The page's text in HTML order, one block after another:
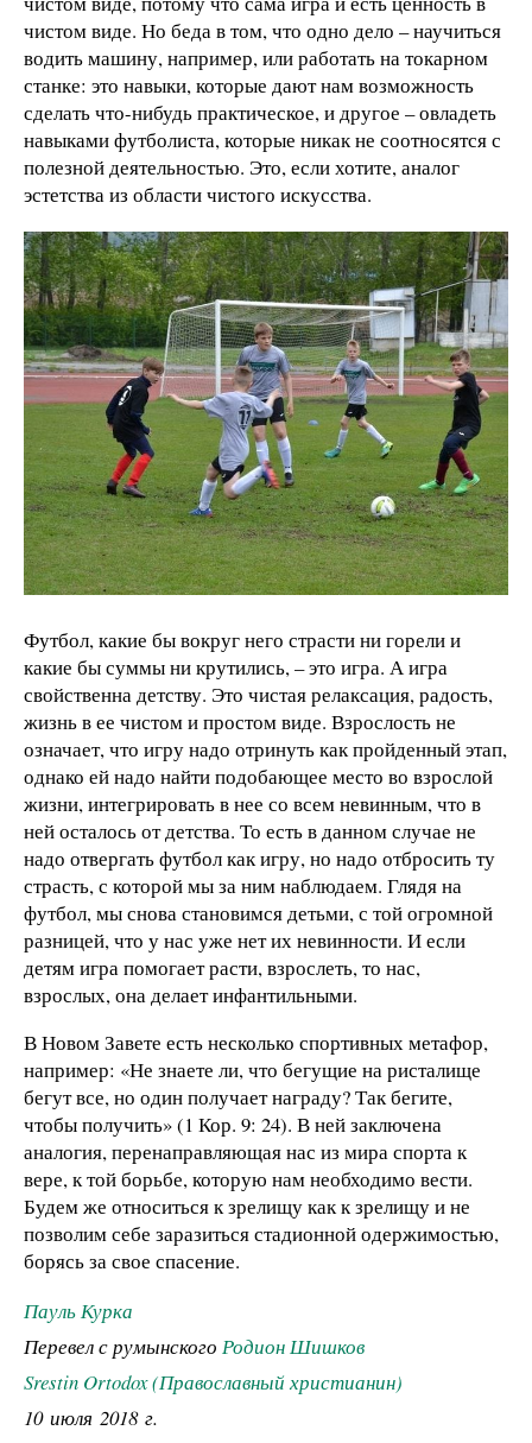
чистом виде. Но беда в том, что одно дело – научиться
водить машину, например, или работать на токарном
станке: это навыки, которые дают нам возможность
сделать что-нибудь практическое, и другое – овладеть
навыками футболиста, которые никак не соотносятся с
полезной деятельностью. Это, если хотите, аналог
эстетства из области чистого искусства.
Футбол, какие бы вокруг него страсти ни горели и
какие бы суммы ни крутились, – это игра. А игра
свойственна детству. Это чистая релаксация, радость,
жизнь в ее чистом и простом виде. Взрослость не
означает, что игру надо отринуть как пройденный этап,
однако ей надо найти подобающее место во взрослой
жизни, интегрировать в нее со всем невинным, что в
ней осталось от детства. То есть в данном случае не
надо отвергать футбол как игру, но надо отбросить ту
страсть, с которой мы за ним наблюдаем. Глядя на
футбол, мы снова становимся детьми, с той огромной
разницей, что у нас уже нет их невинности. И если
детям игра помогает расти, взрослеть, то нас,
взрослых, она делает инфантильными.
В Новом Завете есть несколько спортивных метафор,
например: «Не знаете ли, что бегущие на ристалище
бегут все, но один получает награду? Так бегите,
чтобы получить» (1 Кор. 9: 24). В ней заключена
аналогия, перенаправляющая нас из мира спорта к
вере, к той борьбе, которую нам необходимо вести.
Будем же относиться к зрелищу как к зрелищу и не
позволим себе заразиться стадионной одержимостью,
борясь за свое спасение.
Пауль Курка
Перевел с румынского Родион Шишков
Srestin Ortodox (Православный христианин)
10 июля 2018 г.